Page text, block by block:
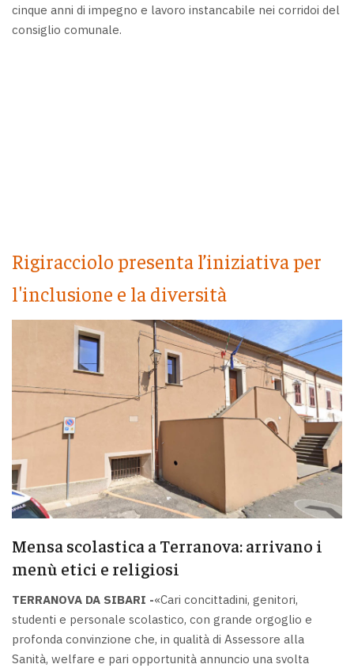
cinque anni di impegno e lavoro instancabile nei corridoi del
consiglio comunale.
Rigiracciolo presenta l’iniziativa per
l'inclusione e la diversità
Mensa scolastica a Terranova: arrivano i
menù etici e religiosi
TERRANOVA DA SIBARI -«Cari concittadini, genitori,
studenti e personale scolastico, con grande orgoglio e
profonda convinzione che, in qualità di Assessore alla
Sanità, welfare e pari opportunità annuncio una svolta